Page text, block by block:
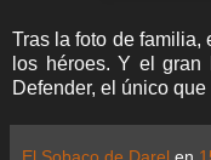
Tras la foto de familia,
los héroes. Y el gran
Defender, el único